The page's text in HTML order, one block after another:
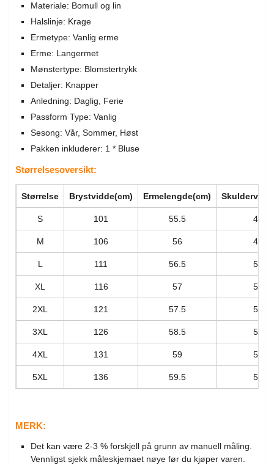
Materiale: Bomull og lin
Halslinje: Krage
Ermetype: Vanlig erme
Erme: Langermet
Mønstertype: Blomstertrykk
Detaljer: Knapper
Anledning: Daglig, Ferie
Passform Type: Vanlig
Sesong: Vår, Sommer, Høst
Pakken inkluderer: 1 * Bluse
Størrelsesoversikt:
Størrelse Brystvidde(cm) Ermelengde(cm)
S 101 55.5 48
M 106 56 49
L 111 56.5 50
XL 116 57 51
2XL 121 57.5 52
3XL 126 58.5 53
4XL 131 59 54
5XL 136 59.5 55
MERK:
Det kan være 2-3 % forskjell på grunn av manuell måling.
Vennligst sjekk måleskjemaet nøye før du kjøper varen.